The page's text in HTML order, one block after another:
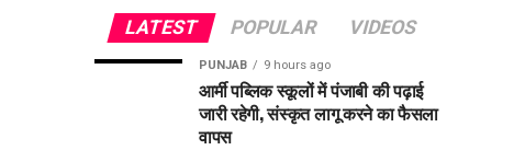
LATEST POPULAR VIDEOS
PUNJAB 9 hours ago
आर्मी पब्लिक स्कूलों में पंजाबी की पढ़ाई
जारी रहेगी, संस्कृत लागू करने का फैसला
वापस